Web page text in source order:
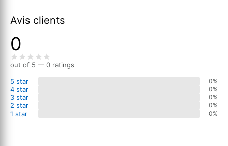
Avis clients
0
out of 5 — 0 ratings
5 star
0%
4 star 0%
3 star 0%
2 star 0%
1 star 0%